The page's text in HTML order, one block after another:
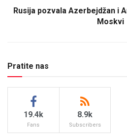
Rusija pozvala Azerbejdžan i
Moskvi
Pratite nas
19.4k
Fans
8.9k
Subscribers